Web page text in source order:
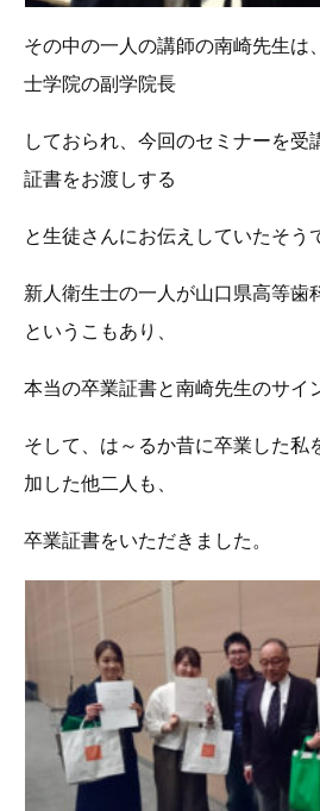
その中の一人の講師の南崎先生は
士学院の副学院長
しておられ、今回のセミナーを受
証書をお渡しする
と生徒さんにお伝えしていたそう
新人衛生士の一人が山口県高等歯
というこもあり、
本当の卒業証書と南崎先生のサイ
そして、は～るか昔に卒業した私
加した他二人も、
卒業証書をいただきました。